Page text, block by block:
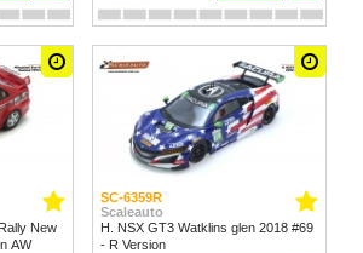
New
AW
SC-6359R
Scaleauto
H. NSX GT3 Watklins glen 2018 #69
- R Version